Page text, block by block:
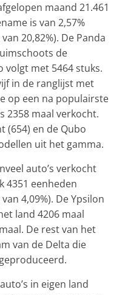
maand 21.461
is van 2,57%
20,82%). De Panda
de
volgt met 5464 stuks.
in de ranglijst met
op een na populairste
2358 maal verkocht.
(654) en de Qubo
uit het gamma.
auto’s verkocht
4351 eenheden
4,09%). De Ypsilon
land 4206 maal
De rest van het
van de Delta die
in eigen land